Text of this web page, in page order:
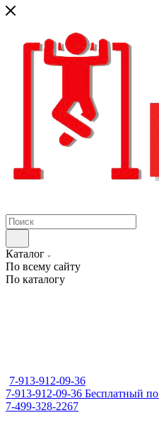
Каталог
По всему сайту
По каталогу
7-913-912-09-36
7-913-912-09-36 Бесплатный
7-499-328-2267